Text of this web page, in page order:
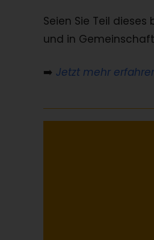
Seien Sie Teil
und in
➡️ Jetzt mehr